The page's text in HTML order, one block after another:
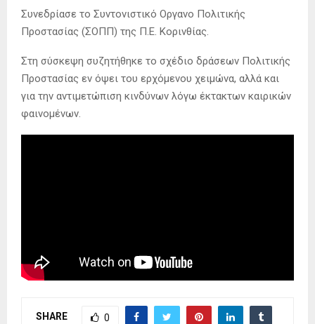
Συνεδρίασε το Συντονιστικό Οργανο Πολιτικής
Προστασίας (ΣΟΠΠ) της Π.Ε. Κορινθίας.
Στη σύσκεψη συζητήθηκε το σχέδιο δράσεων Πολιτικής
Προστασίας εν όψει του ερχόμενου χειμώνα, αλλά και
για την αντιμετώπιση κινδύνων λόγω έκτακτων καιρικών
φαινομένων.
SHARE 0